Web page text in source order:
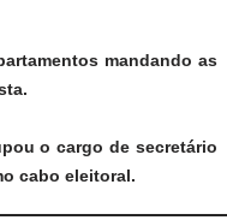
mandando as
o cargo de secretário
cabo eleitoral.